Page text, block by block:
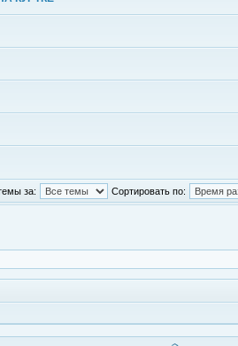
за: Сортировать по: